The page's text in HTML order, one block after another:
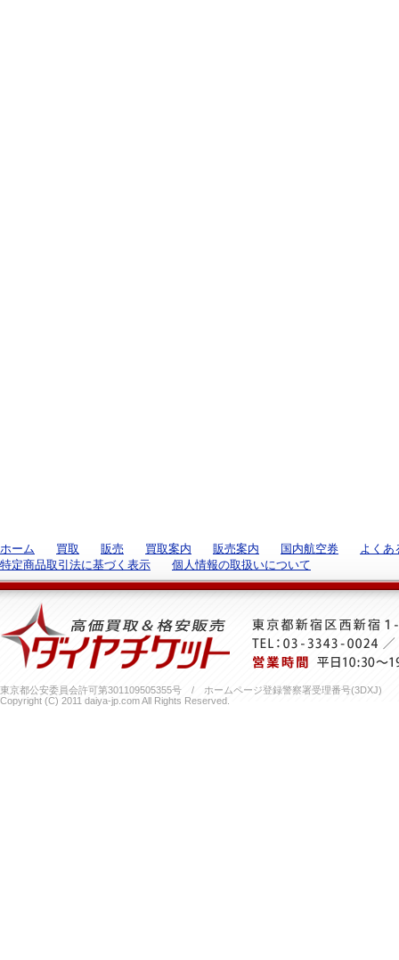
ホーム 買取 販売 買取案内 販売案内 国内航空券
よくあ
特定商品取引法に基づく表示
個人情報の取扱いについて
東京都公安委員会許可第301109505355号 / ホームページ登録警察署受理番号(3DXJ)
Copyright (C) 2011 daiya-jp.com All Rights Reserved.